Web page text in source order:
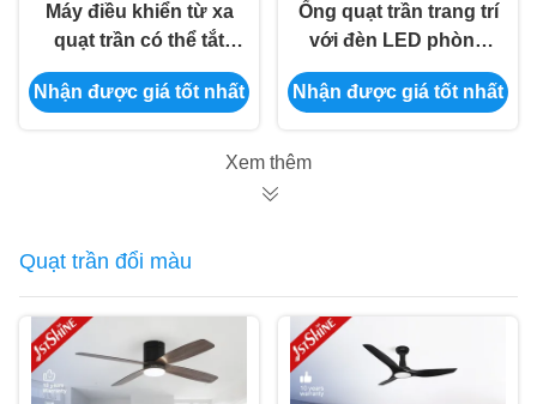
Máy điều khiển từ xa
quạt trần có thể tắt
LED Trần thấp Phòng
khách hiện đại
Nhận được giá tốt nhất
Ống quạt trần trang trí
với đèn LED phòng
khách yên tĩnh động
cơ DC
Nhận được giá tốt nhất
Xem thêm
Quạt trần đổi màu